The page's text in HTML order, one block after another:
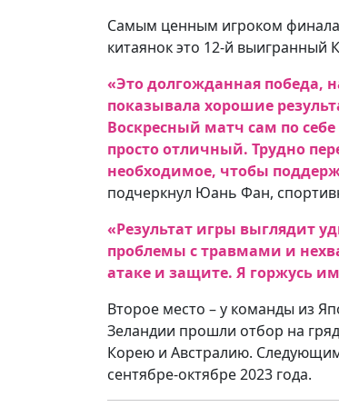
Самым ценным игроком финала
китаянок это 12-й выигранный
«Это долгожданная победа,
показывала хорошие
Воскресный матч сам по
просто отличный. Трудно
необходимое, чтобы
подчеркнул Юань Фан,
«Результат игры выглядит
проблемы с травмами и
атаке и защите. Я горжусь
Второе место – у команды из
Зеландии прошли отбор на
Корею и Австралию. Следующим
сентябре-октябре 2023 года.